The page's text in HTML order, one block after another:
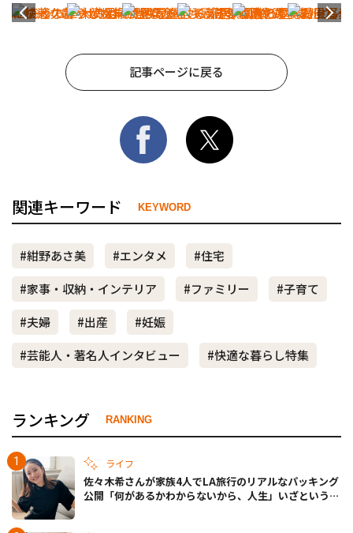
記事ページに戻る
関連キーワード KEYWORD
#紺野あさ美 #エンタメ
#住宅
#家事・収納・インテリア
#ファミリー
#子育て
#夫婦
#出産
#妊娠
#芸能人・著名人インタビュー
#快適な暮らし特集
ランキング RANKING
ライフ
佐々木希さんが家族4人でLA旅行のリアルなパッキング
公開「何があるかわからないから、人生」いざというと